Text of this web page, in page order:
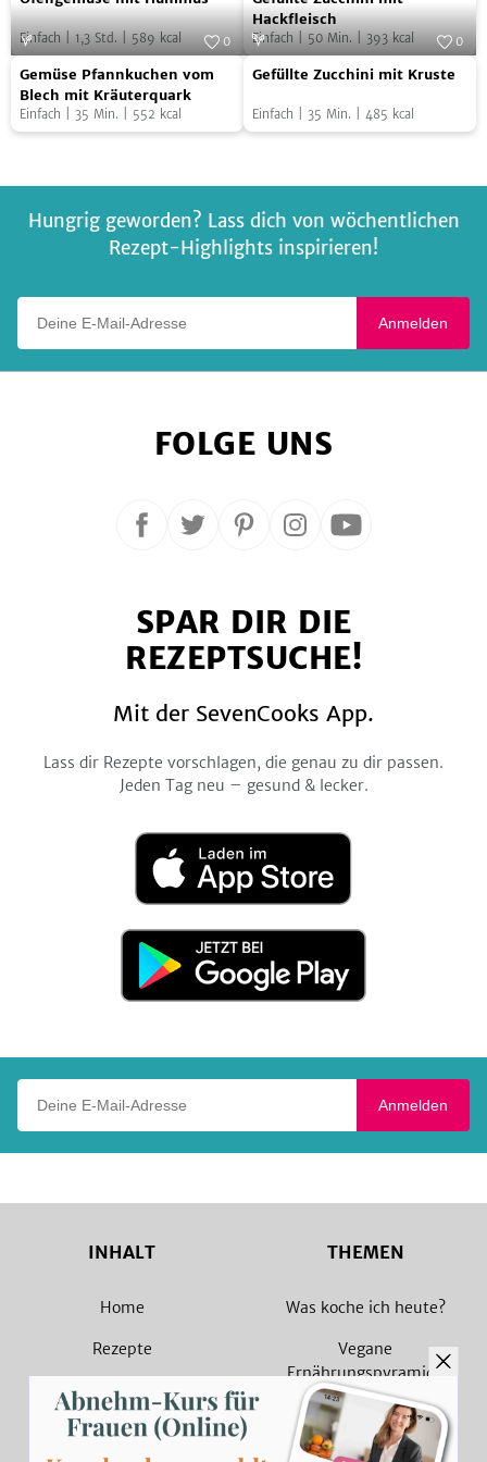
Bierteig
mit
Hummus
Einfach 1,3 Std. 589 kcal
Zucchini
mit
Hackfleisch
Hackfleisch
Einfach 50 Min. 393 kcal
Gemüse
Pfannkuchen
vom
Foto:
0
Gemüse Pfannkuchen vom
Blech mit Kräuterquark
Einfach 35 Min. 552 kcal
Gefüllte
mit
Foto:
0
Gefüllte Zucchini mit Kruste
Einfach 35 Min. 485 kcal
Hungrig geworden? Lass dich von wöchentlichen
Rezept-Highlights inspirieren!
Anmelden
FOLGE UNS
Folge
Facebook
Folge
Twitter
Folge
Pinterest
Folge
Instagram
Folge
YouTube
SPAR DIR DIE
REZEPTSUCHE!
Mit der SevenCooks App.
Lass dir Rezepte vorschlagen, die genau zu dir passen.
Jeden Tag neu – gesund & lecker.
Laden
im
App
Jetzt
Google
Anmelden
INHALT
Home
Rezepte
Magazin
Sammlungen
THEMEN
Was koche ich heute?
Vegane
Ernährungspyramide
Vegane Rezepte
Vegetarische Rezepte